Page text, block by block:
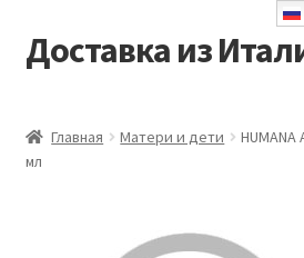
Перейти
к
Перейти
к
Доставка из
Доставка
Главная Матери и дети
мл